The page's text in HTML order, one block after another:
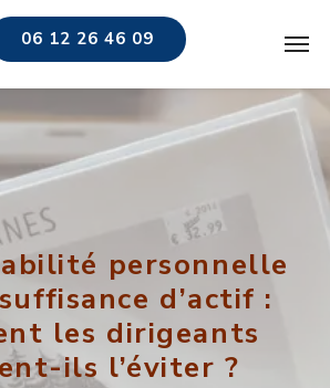
06 12 26 46 09
personnelle
d’actif :
les dirigeants
ils l’éviter ?